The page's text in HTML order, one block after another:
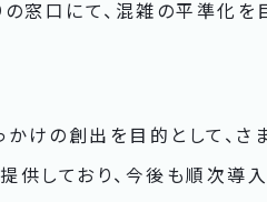
窓口にて、混雑の平準化を
けの創出を目的として、さ
供しており、今後も順次導